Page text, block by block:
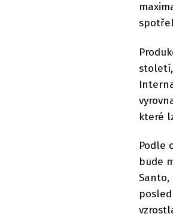
které
Podle
bude